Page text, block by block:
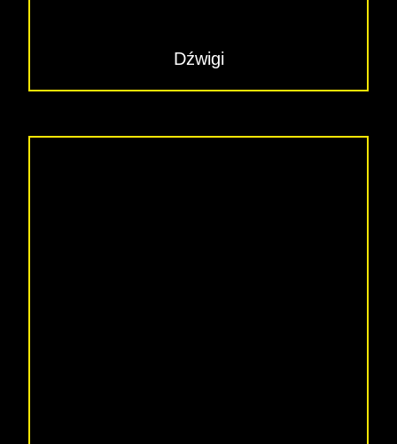
Dźwigi